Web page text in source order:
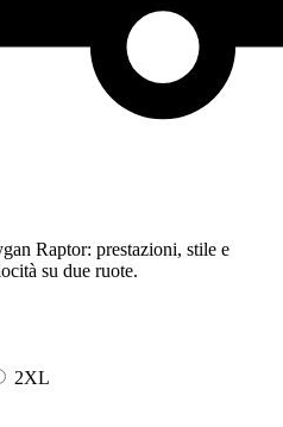
Raptor: prestazioni, stile e
su due ruote.
2XL